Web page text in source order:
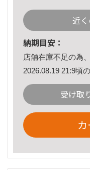
近
納期目安：
店舗在庫不足の為
2026.08.19 21:9頃
受け取